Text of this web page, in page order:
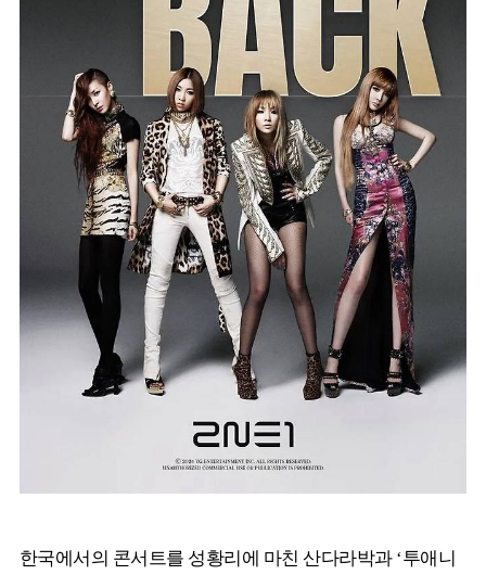
한국에서의 콘서트를 성황리에 마친 산다라박과 ‘투애니